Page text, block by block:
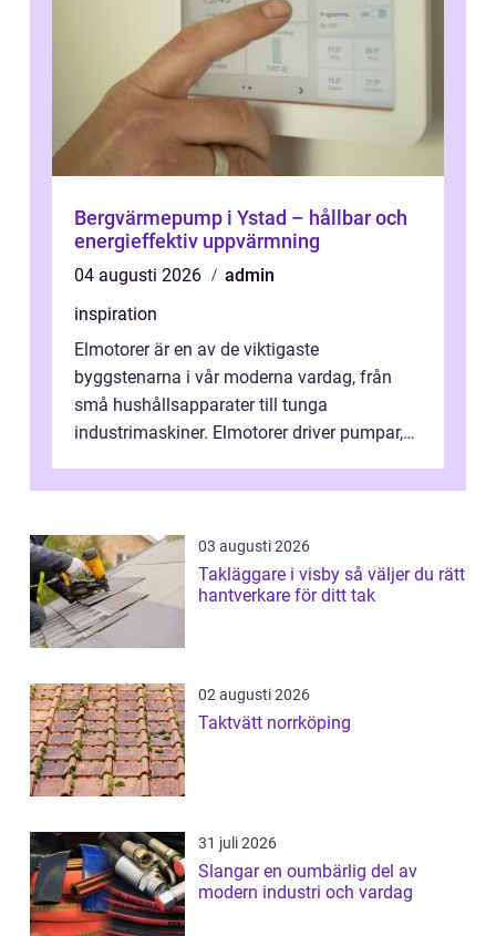
Bergvärmepump i Ystad – hållbar och
energieffektiv uppvärmning
04 augusti 2026
admin
inspiration
Elmotorer är en av de viktigaste
byggstenarna i vår moderna vardag, från
små hushållsapparater till tunga
industrimaskiner. Elmotorer driver pumpar,
03 augusti 2026
Takläggare i visby så väljer du rätt
hantverkare för ditt tak
02 augusti 2026
Taktvätt norrköping
31 juli 2026
Slangar en oumbärlig del av
modern industri och vardag